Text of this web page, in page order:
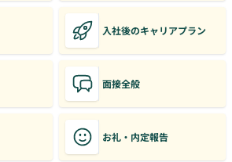
入社後のキャリアプラン
面接全般
お礼・内定報告